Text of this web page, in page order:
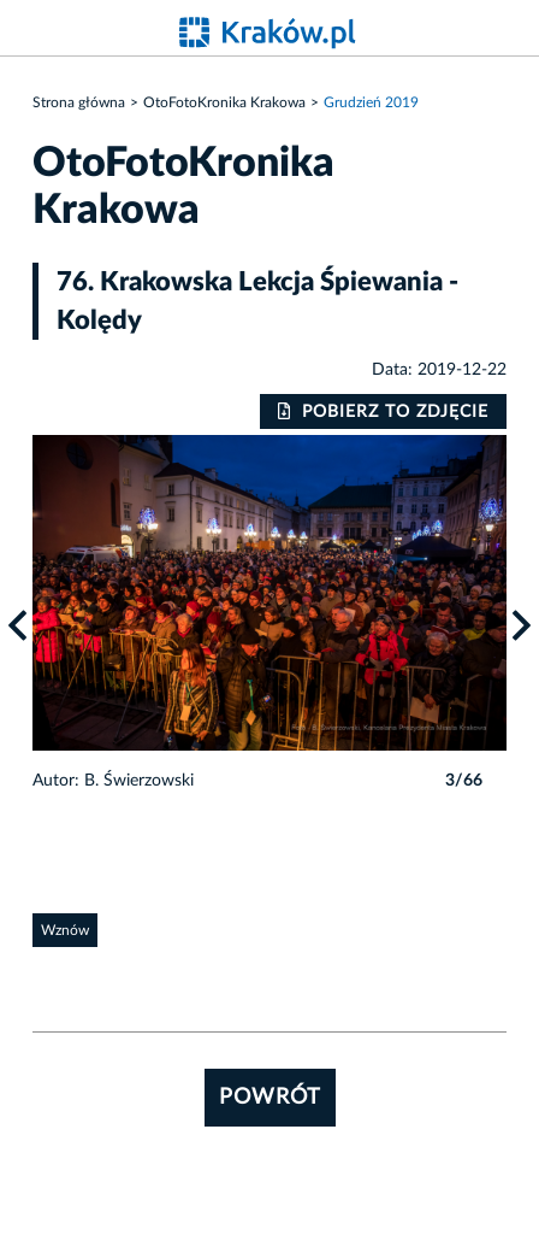
Strona główna OtoFotoKronika Krakowa Grudzień 2019
OtoFotoKronika
Krakowa
76. Krakowska Lekcja Śpiewania -
Kolędy
Data: 2019-12-22
POBIERZ TO ZDJĘCIE
Autor: B. Świerzowski 3/66
Wznów
POWRÓT